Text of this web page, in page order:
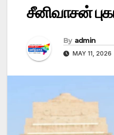
சீனிவாசன்
By admin
MAY 11, 2026